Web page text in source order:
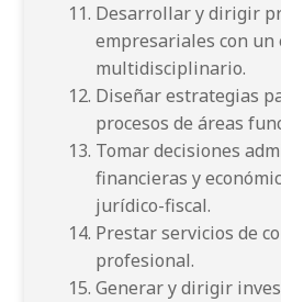
Desarrollar y dirigir
empresariales con un
multidisciplinario.
Diseñar estrategias
procesos de áreas
Tomar decisiones
financieras y
jurídico-fiscal.
Prestar servicios de
profesional.
Generar y dirigir